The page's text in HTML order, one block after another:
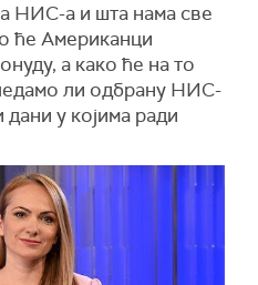
НИС-а и шта нама све
ће Американци
а како ће на то
ли одбрану НИС-
у којима ради